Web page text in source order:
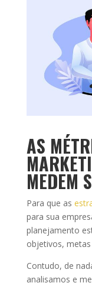
AS
MEDEM
Para que as
para sua
planejamento
objetivos,
Contudo, de
analisamos e